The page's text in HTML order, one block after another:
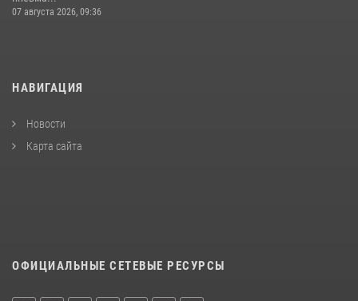
07 августа 2026, 09:36
НАВИГАЦИЯ
Новости
Карта сайта
ОФИЦИАЛЬНЫЕ СЕТЕВЫЕ РЕСУРСЫ